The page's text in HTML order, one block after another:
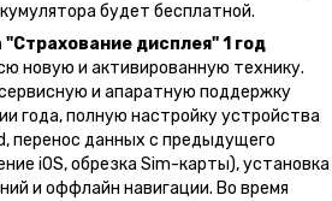
будет бесплатной.
"Страхование дисплея" 1 год
новую и активированную технику.
и апаратную поддержку
года, полную настройку устройства
перенос данных с предыдущего
iOS, обрезка Sim-карты), установка
и оффлайн навигации. Во время